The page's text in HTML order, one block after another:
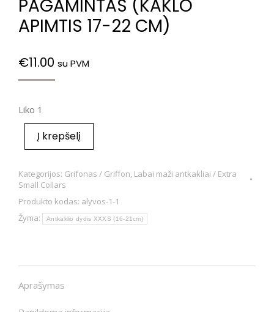
PAGAMINTAS (KAKLO
APIMTIS 17-22 CM)
€11.00 su PVM
Liko 1
Į krepšelį
Kategorijos: Grifonas / Griffon, Labai maži antkakliai / Extra
Small Collars
Produkto kodas: alyvos-1-1
Žyma:
Antkaklio dydis XXXS (16-21cm)
Aprašymas